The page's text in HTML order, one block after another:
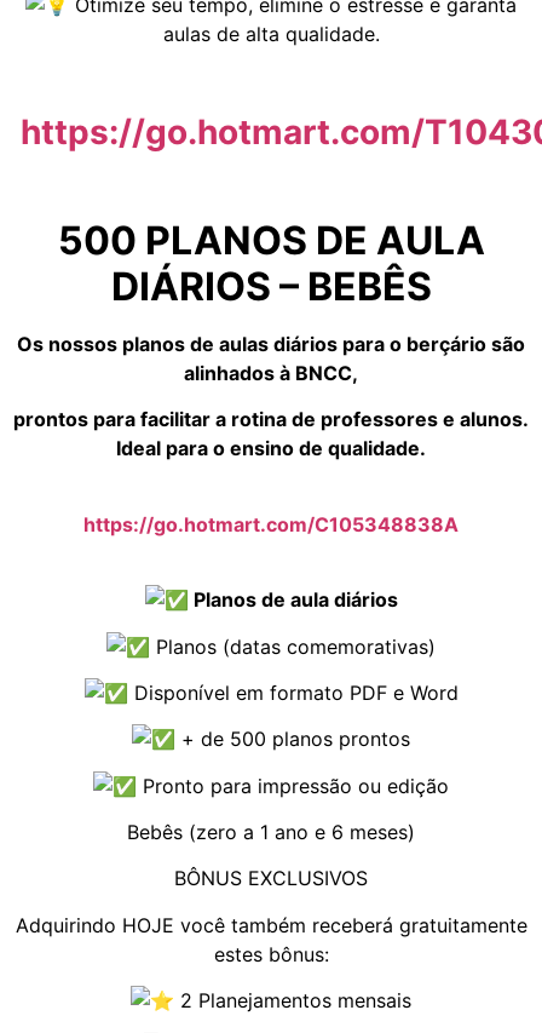
aulas de alta qualidade.
https://go.hotmart.com/
500 PLANOS DE AULA
DIÁRIOS – BEBÊS
Os nossos planos de aulas diários para o berçário são
alinhados à BNCC,
prontos para facilitar a rotina de professores e alunos.
Ideal para o ensino de qualidade.
https://go.hotmart.com/C105348838A
Planos de aula diários
Planos (datas comemorativas)
Disponível em formato PDF e Word
+ de 500 planos prontos
Pronto para impressão ou edição
Bebês (zero a 1 ano e 6 meses)
BÔNUS EXCLUSIVOS
Adquirindo HOJE você também receberá gratuitamente
estes bônus:
2 Planejamentos mensais